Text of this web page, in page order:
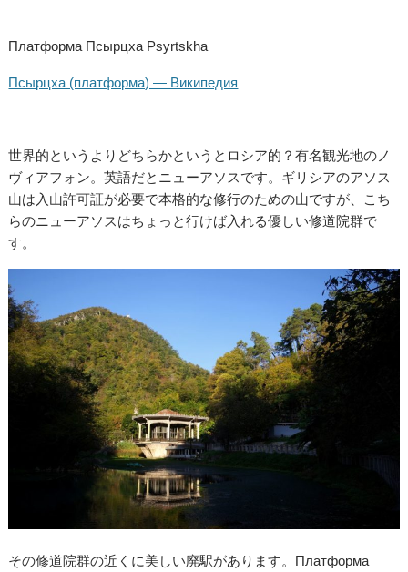
Платформа Псырцха Psyrtskha
Псырцха (платформа) — Википедия
世界的というよりどちらかというとロシア的？有名観光地のノ
ヴィアフォン。英語だとニューアソスです。ギリシアのアソス
山は入山許可証が必要で本格的な修行のための山ですが、こち
らのニューアソスはちょっと行けば入れる優しい修道院群で
す。
その修道院群の近くに美しい廃駅があります。Платформа